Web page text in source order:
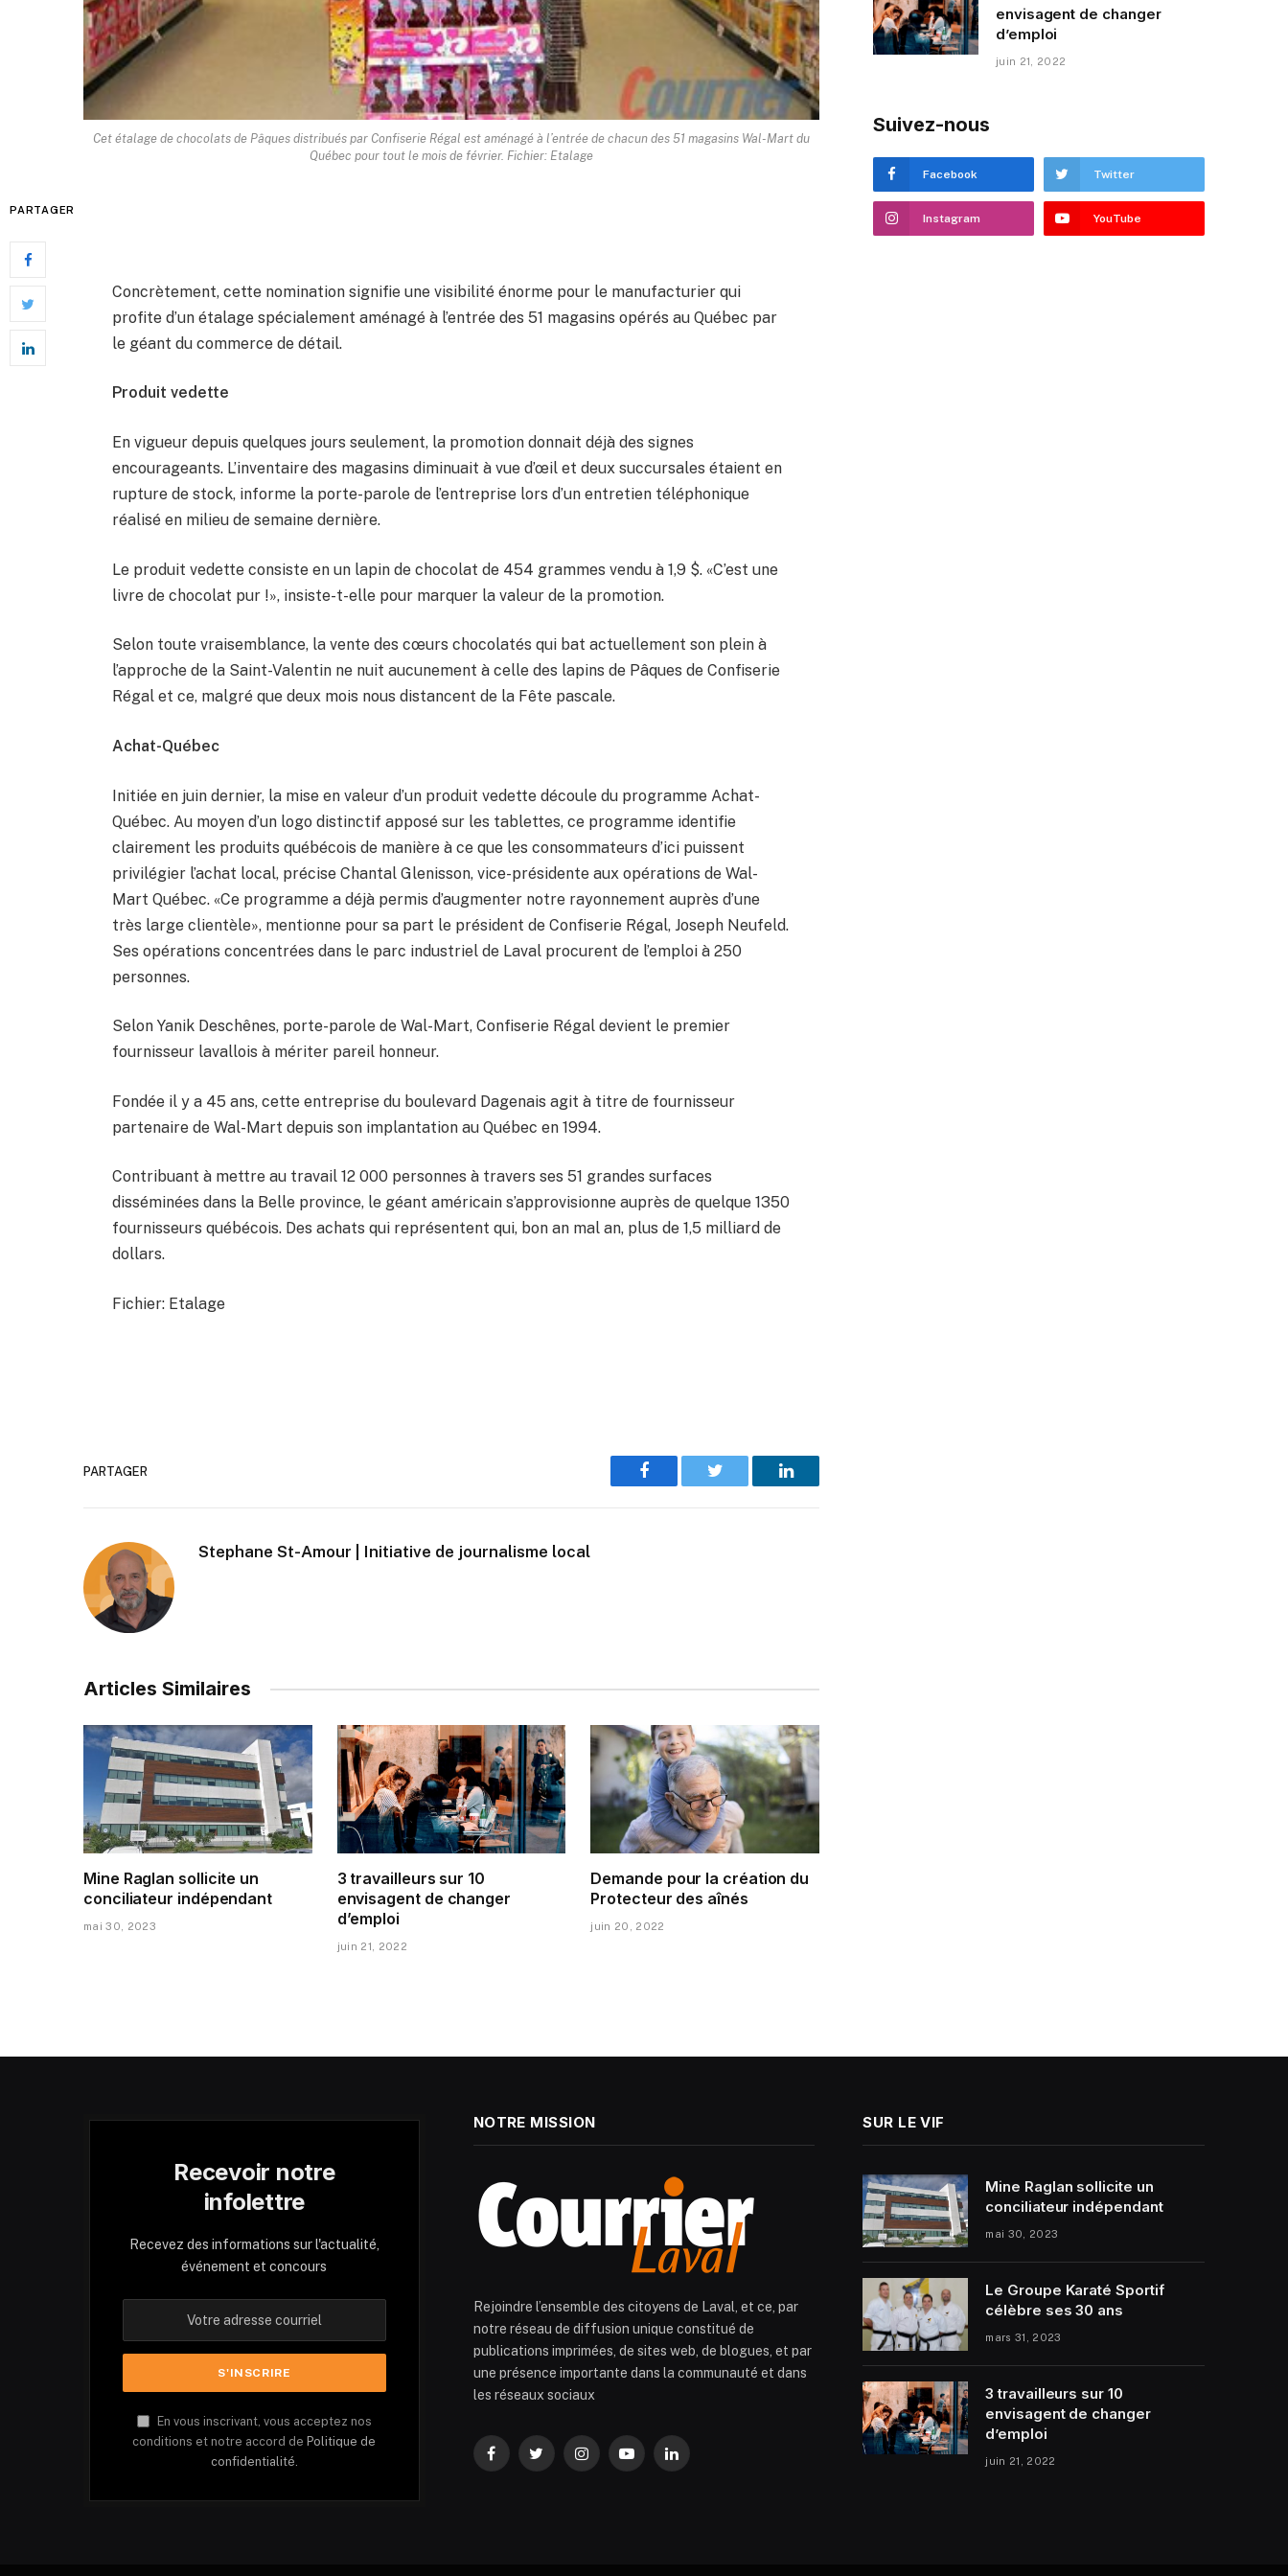
Cet étalage de chocolats de Pâques distribués par Confiserie Régal est aménagé à l’entrée de chacun des 51 magasins Wal-Mart du
Québec pour tout le mois de février. Fichier: Etalage
PARTAGER
Concrètement, cette nomination signifie une visibilité énorme pour le manufacturier qui
profite d’un étalage spécialement aménagé à l’entrée des 51 magasins opérés au Québec par
le géant du commerce de détail.
Produit vedette
En vigueur depuis quelques jours seulement, la promotion donnait déjà des signes
encourageants. L’inventaire des magasins diminuait à vue d’œil et deux succursales étaient en
rupture de stock, informe la porte-parole de l’entreprise lors d’un entretien téléphonique
réalisé en milieu de semaine dernière.
Le produit vedette consiste en un lapin de chocolat de 454 grammes vendu à 1,9 $. «C’est une
livre de chocolat pur !», insiste-t-elle pour marquer la valeur de la promotion.
Selon toute vraisemblance, la vente des cœurs chocolatés qui bat actuellement son plein à
l’approche de la Saint-Valentin ne nuit aucunement à celle des lapins de Pâques de Confiserie
Régal et ce, malgré que deux mois nous distancent de la Fête pascale.
Achat-Québec
Initiée en juin dernier, la mise en valeur d’un produit vedette découle du programme Achat-
Québec. Au moyen d’un logo distinctif apposé sur les tablettes, ce programme identifie
clairement les produits québécois de manière à ce que les consommateurs d’ici puissent
privilégier l’achat local, précise Chantal Glenisson, vice-présidente aux opérations de Wal-
Mart Québec. «Ce programme a déjà permis d’augmenter notre rayonnement auprès d’une
très large clientèle», mentionne pour sa part le président de Confiserie Régal, Joseph Neufeld.
Ses opérations concentrées dans le parc industriel de Laval procurent de l’emploi à 250
personnes.
Selon Yanik Deschênes, porte-parole de Wal-Mart, Confiserie Régal devient le premier
fournisseur lavallois à mériter pareil honneur.
Fondée il y a 45 ans, cette entreprise du boulevard Dagenais agit à titre de fournisseur
partenaire de Wal-Mart depuis son implantation au Québec en 1994.
Contribuant à mettre au travail 12 000 personnes à travers ses 51 grandes surfaces
disséminées dans la Belle province, le géant américain s’approvisionne auprès de quelque 1350
fournisseurs québécois. Des achats qui représentent qui, bon an mal an, plus de 1,5 milliard de
dollars.
Fichier: Etalage
PARTAGER
Facebook Twitter LinkedIn
Stephane St-Amour | Initiative de journalisme local
Articles Similaires
Mine Raglan sollicite un
conciliateur indépendant
mai 30, 2023
3 travailleurs sur 10
envisagent de changer
d’emploi
juin 21, 2022
Demande pour la création du
Protecteur des aînés
juin 20, 2022
envisagent de changer
d’emploi
juin 21, 2022
Suivez-nous
Facebook Twitter
Instagram YouTube
Recevoir notre
infolettre
Recevez des informations sur l'actualité,
événement et concours
En vous inscrivant, vous acceptez nos
conditions et notre accord de Politique de
confidentialité.
NOTRE MISSION
Rejoindre l’ensemble des citoyens de Laval, et ce, par
notre réseau de diffusion unique constitué de
publications imprimées, de sites web, de blogues, et par
une présence importante dans la communauté et dans
les réseaux sociaux
FacebookTwitterInstagramYouTubeLinkedIn
SUR LE VIF
Mine Raglan sollicite un
conciliateur indépendant
mai 30, 2023
Le Groupe Karaté Sportif
célèbre ses 30 ans
mars 31, 2023
3 travailleurs sur 10
envisagent de changer
d’emploi
juin 21, 2022